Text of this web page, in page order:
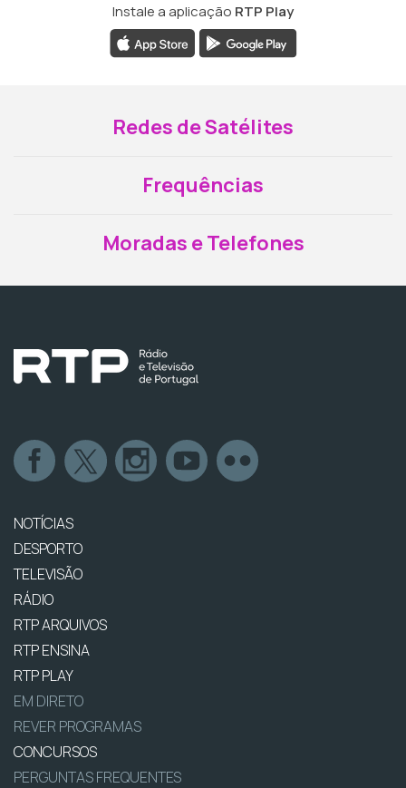
Instale a aplicação RTP Play
Redes de Satélites
Frequências
Moradas e Telefones
NOTÍCIAS
DESPORTO
TELEVISÃO
RÁDIO
RTP ARQUIVOS
RTP ENSINA
RTP PLAY
EM DIRETO
REVER PROGRAMAS
CONCURSOS
PERGUNTAS FREQUENTES